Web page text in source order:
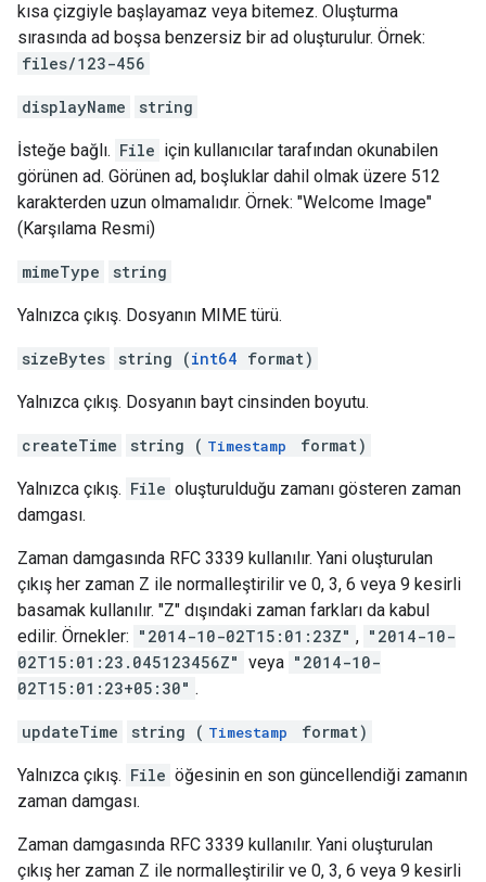
kısa çizgiyle başlayamaz veya bitemez. Oluşturma
sırasında ad boşsa benzersiz bir ad oluşturulur. Örnek:
files/123-456
displayName string
İsteğe bağlı. File için kullanıcılar tarafından okunabilen
görünen ad. Görünen ad, boşluklar dahil olmak üzere 512
karakterden uzun olmamalıdır. Örnek: "Welcome Image"
(Karşılama Resmi)
mimeType string
Yalnızca çıkış. Dosyanın MIME türü.
sizeBytes string (int64 format)
Yalnızca çıkış. Dosyanın bayt cinsinden boyutu.
createTime string ( Timestamp format)
Yalnızca çıkış. File oluşturulduğu zamanı gösteren zaman
damgası.
Zaman damgasında RFC 3339 kullanılır. Yani oluşturulan
çıkış her zaman Z ile normalleştirilir ve 0, 3, 6 veya 9 kesirli
basamak kullanılır. "Z" dışındaki zaman farkları da kabul
edilir. Örnekler: "2014-10-02T15:01:23Z" , "2014-10-
02T15:01:23.045123456Z" veya "2014-10-
02T15:01:23+05:30" .
updateTime string ( Timestamp format)
Yalnızca çıkış. File öğesinin en son güncellendiği zamanın
zaman damgası.
Zaman damgasında RFC 3339 kullanılır. Yani oluşturulan
çıkış her zaman Z ile normalleştirilir ve 0, 3, 6 veya 9 kesirli